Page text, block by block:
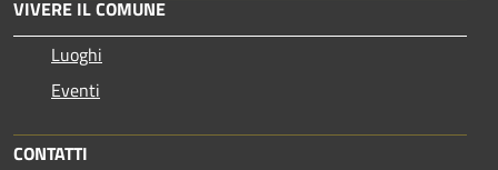
VIVERE IL COMUNE
Luoghi
Eventi
CONTATTI